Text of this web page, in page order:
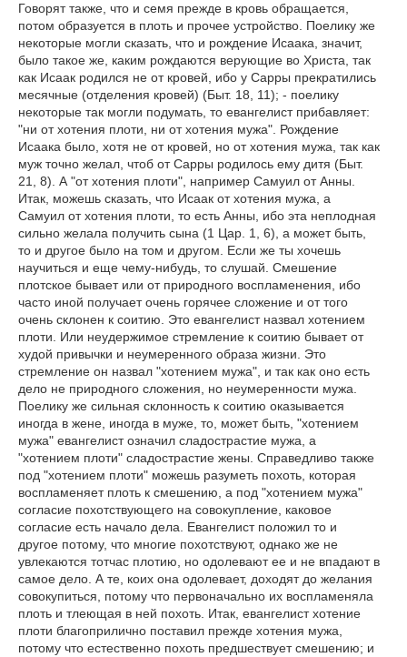
Говорят также, что и семя прежде в кровь обращается,
потом образуется в плоть и прочее устройство. Поелику же
некоторые могли сказать, что и рождение Исаака, значит,
было такое же, каким рождаются верующие во Христа, так
как Исаак родился не от кровей, ибо у Сарры прекратились
месячные (отделения кровей) (Быт. 18, 11); - поелику
некоторые так могли подумать, то евангелист прибавляет:
"ни от хотения плоти, ни от хотения мужа". Рождение
Исаака было, хотя не от кровей, но от хотения мужа, так как
муж точно желал, чтоб от Сарры родилось ему дитя (Быт.
21, 8). А "от хотения плоти", например Самуил от Анны.
Итак, можешь сказать, что Исаак от хотения мужа, а
Самуил от хотения плоти, то есть Анны, ибо эта неплодная
сильно желала получить сына (1 Цар. 1, 6), а может быть,
то и другое было на том и другом. Если же ты хочешь
научиться и еще чему-нибудь, то слушай. Смешение
плотское бывает или от природного воспламенения, ибо
часто иной получает очень горячее сложение и от того
очень склонен к соитию. Это евангелист назвал хотением
плоти. Или неудержимое стремление к соитию бывает от
худой привычки и неумеренного образа жизни. Это
стремление он назвал "хотением мужа", и так как оно есть
дело не природного сложения, но неумеренности мужа.
Поелику же сильная склонность к соитию оказывается
иногда в жене, иногда в муже, то, может быть, "хотением
мужа" евангелист означил сладострастие мужа, а
"хотением плоти" сладострастие жены. Справедливо также
под "хотением плоти" можешь разуметь похоть, которая
воспламеняет плоть к смешению, а под "хотением мужа"
согласие похотствующего на совокупление, каковое
согласие есть начало дела. Евангелист положил то и
другое потому, что многие похотствуют, однако же не
увлекаются тотчас плотию, но одолевают ее и не впадают в
самое дело. А те, коих она одолевает, доходят до желания
совокупиться, потому что первоначально их воспламеняла
плоть и тлеющая в ней похоть. Итак, евангелист хотение
плоти благоприлично поставил прежде хотения мужа,
потому что естественно похоть предшествует смешению; и